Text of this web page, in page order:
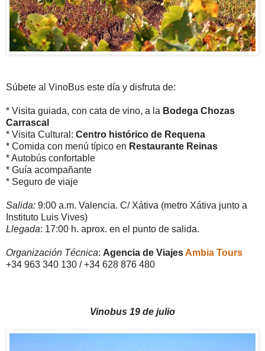
Súbete al VinoBus este día y disfruta de:
* Visita guiada, con cata de vino, a la Bodega Chozas
Carrascal
* Visita Cultural: Centro histórico de Requena
* Comida con menú típico en Restaurante Reinas
* Autobús confortable
* Guía acompañante
* Seguro de viaje
Salida: 9:00 a.m. Valencia. C/ Xátiva (metro Xátiva junto a
Instituto Luis Vives)
Llegada: 17:00 h. aprox. en el punto de salida.
Organización Técnica: Agencia de ViajesAmbia Tours
+34 963 340 130 / +34 628 876 480
Vinobus 19 de julio